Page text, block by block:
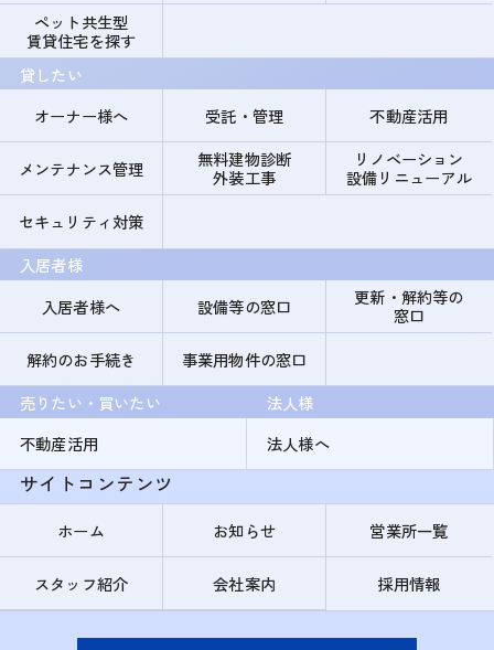
ペット共生型
賃貸住宅を探す
貸したい
オーナー様へ
受託・管理 不動産活用
メンテナンス管理
無料建物診断
外装工事
リノベーション
設備リニューアル
セキュリティ対策
入居者様
入居者様へ
設備等の窓口
更新・解約等の
窓口
解約のお手続き
事業用物件の窓口
売りたい・買いたい
不動産活用
法人様
法人様へ
サイトコンテンツ
ホーム お知らせ 営業所一覧
スタッフ紹介 会社案内 採用情報